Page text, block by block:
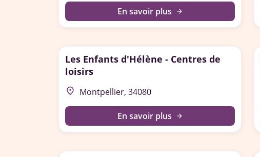
En savoir plus arrow_forward
Les Enfants d'Hélène - Centres de
loisirs
place Montpellier, 34080
En savoir plus arrow_forward